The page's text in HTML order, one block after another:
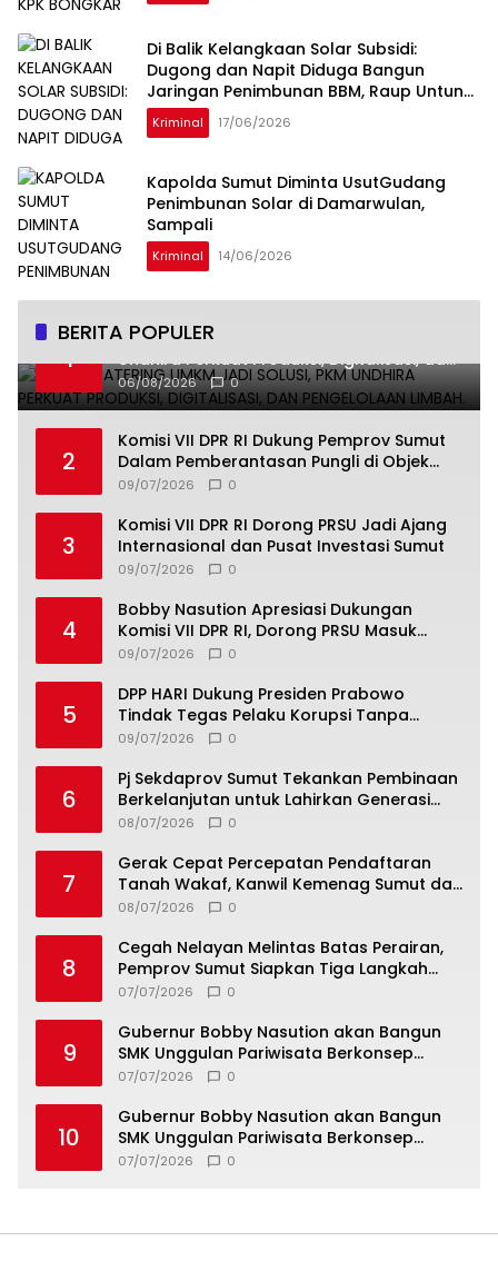
Di Balik Kelangkaan Solar Subsidi:
Dugong dan Napit Diduga Bangun
Jaringan Penimbunan BBM, Raup Untung
Ratusan Juta Rupiah per Hari
Kriminal 17/06/2026
Kapolda Sumut Diminta UsutGudang
Penimbunan Solar di Damarwulan,
Sampali
Kriminal 14/06/2026
BERITA POPULER
1
Smart Catering UMKM Jadi Solusi, PKM
Undhira Perkuat Produksi, Digitalisasi, dan
Pengelolaan Limbah.
06/08/2026 0
2
Komisi VII DPR RI Dukung Pemprov Sumut
Dalam Pemberantasan Pungli di Objek
Wisata
09/07/2026 0
3
Komisi VII DPR RI Dorong PRSU Jadi Ajang
Internasional dan Pusat Investasi Sumut
09/07/2026 0
4
Bobby Nasution Apresiasi Dukungan
Komisi VII DPR RI, Dorong PRSU Masuk
Kalender Event Nasional
09/07/2026 0
5
DPP HARI Dukung Presiden Prabowo
Tindak Tegas Pelaku Korupsi Tanpa
Tebang Pilih
09/07/2026 0
6
Pj Sekdaprov Sumut Tekankan Pembinaan
Berkelanjutan untuk Lahirkan Generasi
Qurani Berkarakter
08/07/2026 0
7
Gerak Cepat Percepatan Pendaftaran
Tanah Wakaf, Kanwil Kemenag Sumut dan
Lintas Instansi Bahas Draf MoU
08/07/2026 0
8
Cegah Nelayan Melintas Batas Perairan,
Pemprov Sumut Siapkan Tiga Langkah
Strategis
07/07/2026 0
9
Gubernur Bobby Nasution akan Bangun
SMK Unggulan Pariwisata Berkonsep
Boarding School di Samosir
07/07/2026 0
10
Gubernur Bobby Nasution akan Bangun
SMK Unggulan Pariwisata Berkonsep
Boarding School di Samosir
07/07/2026 0